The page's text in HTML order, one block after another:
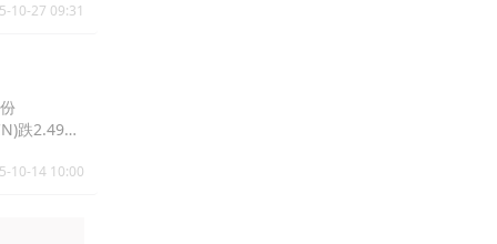
10-27 09:31
跌2.49%
10-14 10:00